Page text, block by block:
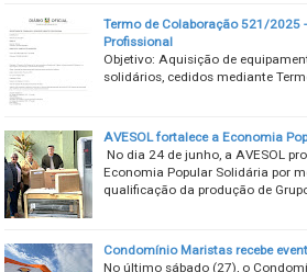
Termo de Colaboração 521/2025
Profissional
Objetivo: Aquisição de
solidários, cedidos mediante
AVESOL fortalece a Economia
No dia 24 de junho, a AVESOL
Economia Popular Solidária por
qualificação da produção de
Condomínio Maristas recebe
No último sábado (27), o